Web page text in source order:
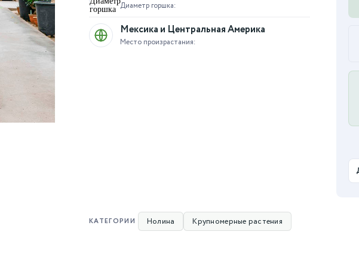
Диаметр горшка:
Место произрастания:
Мексика и Центральная Америка
КАТЕГОРИИ Нолина Крупномерные растения